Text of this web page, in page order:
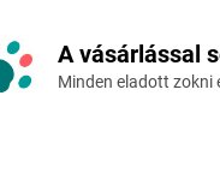
A vásárlással
Minden eladott